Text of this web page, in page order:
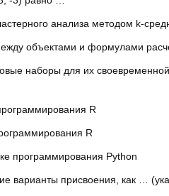
анализа методом k-
объектами и формулами
наборы для их
R
R
программирования Python
варианты присвоения, как …